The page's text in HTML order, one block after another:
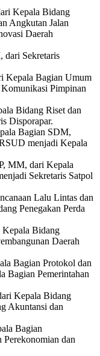
Kepala Bidang
Angkutan Jalan
Daerah
dari Sekretaris
Kepala Bagian Umum
Pimpinan
Bidang Riset dan
Disporapar.
Bagian SDM,
menjadi Kepala
MM, dari Kepala
Sekretaris Satpol
Lalu Lintas dan
Penegakan Perda
Bidang
Daerah
Bagian Protokol dan
Bagian Pemerintahan
Kepala Bidang
Akuntansi dan
Bagian
Perekonomian dan